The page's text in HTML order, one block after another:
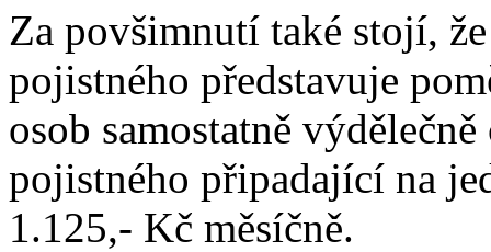
Za povšimnutí také stojí,
pojistného představuje
osob samostatně
pojistného připadající na
1.125,- Kč měsíčně.